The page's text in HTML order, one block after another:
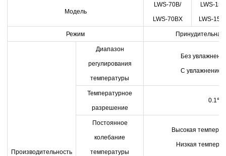
Модель
LWS-70B/
LWS-70BX
LWS-
LWS-
Режим Принудительная
Производительность
Диапазон
регулирования
температуры
Без
С
Температурное
разрешение
0.1℃
Постоянное
колебание
температуры
Высокая
Низкая